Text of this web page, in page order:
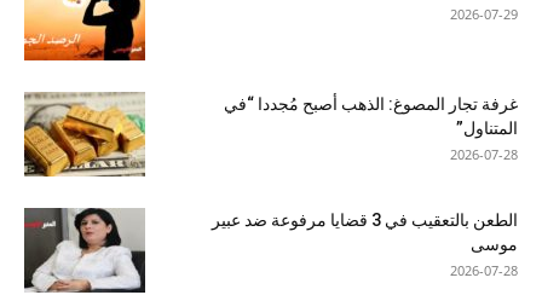
2026-07-29
غرفة تجار المصوغ: الذهب أصبح مُجددا “في
المتناول”
2026-07-28
الطعن بالتعقيب في 3 قضايا مرفوعة ضد عبير
موسى
2026-07-28